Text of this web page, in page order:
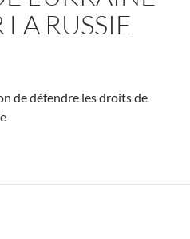
RUSSIE
de défendre les droits de